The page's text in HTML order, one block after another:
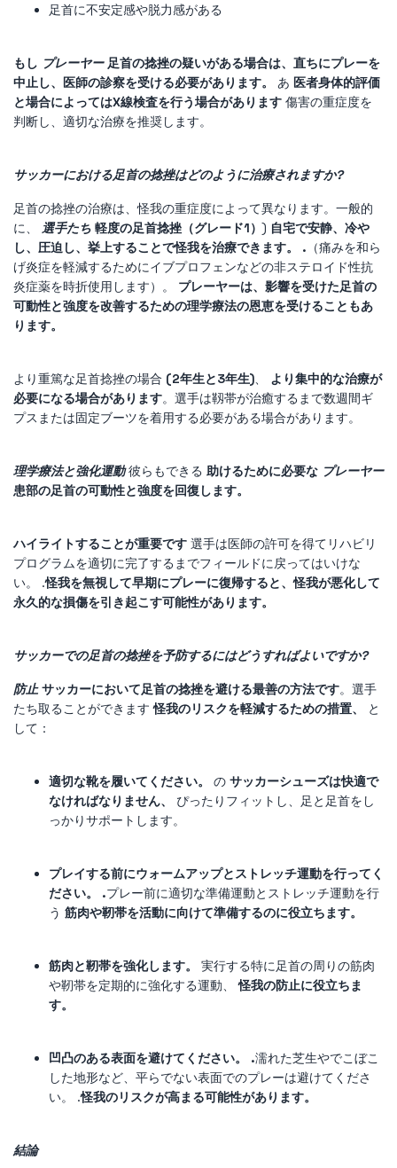
足首に不安定感や脱力感がある
もし プレーヤー 足首の捻挫の疑いがある場合は、直ちにプレーを
中止し、医師の診察を受ける必要があります。
あ 医者身体的評価
と場合によってはX線検査を行う場合があります 傷害の重症度を
判断し、適切な治療を推奨します。
サッカーにおける足首の捻挫はどのように治療されますか?
足首の捻挫の治療は、怪我の重症度によって異なります。一般的
に、
選手たち 軽度の足首捻挫（グレード1）) 自宅で安静、冷や
し、圧迫し、挙上することで怪我を治療できます。 . （痛みを和ら
げ炎症を軽減するためにイブプロフェンなどの非ステロイド性抗
炎症薬を時折使用します）。
プレーヤーは、影響を受けた足首の
可動性と強度を改善するための理学療法の恩恵を受けることもあ
ります。
より重篤な足首捻挫の場合 (2年生と3年生)
より集中的な治療が
必要になる場合があります。選手は靱帯が治癒するまで数週間ギ
プスまたは固定ブーツを着用する必要がある場合があります。
理学療法と強化運動彼らもできる 助けるために必要な プレーヤー
患部の足首の可動性と強度を回復します。
ハイライトすることが重要です 選手は医師の許可を得てリハビリ
プログラムを適切に完了するまでフィールドに戻ってはいけな
い。 .怪我を無視して早期にプレーに復帰すると、怪我が悪化して
永久的な損傷を引き起こす可能性があります。
サッカーでの足首の捻挫を予防するにはどうすればよいですか?
防止サッカーにおいて足首の捻挫を避ける最善の方法です。選手
たち取ることができます怪我のリスクを軽減するための措置、
と
して：
適切な靴を履いてください。 の サッカーシューズは快適で
なければなりません、
ぴったりフィットし、足と足首をし
っかりサポートします。
プレイする前にウォームアップとストレッチ運動を行ってく
ださい。 .プレー前に適切な準備運動とストレッチ運動を行
う 筋肉や靭帯を活動に向けて準備するのに役立ちます。
筋肉と靭帯を強化します。 実行する特に足首の周りの筋肉
や靭帯を定期的に強化する運動、怪我の防止に役立ちま
す。
凹凸のある表面を避けてください。 .濡れた芝生やでこぼこ
した地形など、平らでない表面でのプレーは避けてくださ
い。 .怪我のリスクが高まる可能性があります。
結論